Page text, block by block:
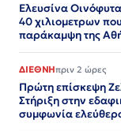
Ελευσίνα
40 χιλιομετρων
παράκαμψη της
ΔΙΕΘΝΗπριν 2 ώρες
Πρώτη επίσκεψη
Στήριξη στην
συμφωνία